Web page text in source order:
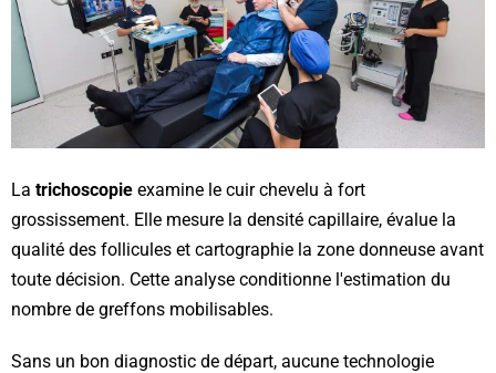
La trichoscopie examine le cuir chevelu à fort
grossissement. Elle mesure la densité capillaire, évalue la
qualité des follicules et cartographie la zone donneuse avant
toute décision. Cette analyse conditionne l'estimation du
nombre de greffons mobilisables.
Sans un bon diagnostic de départ, aucune technologie